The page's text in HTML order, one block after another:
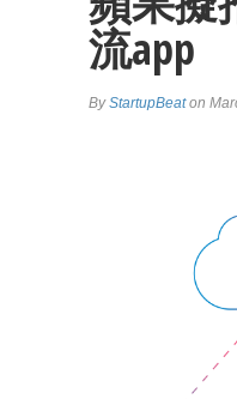
流app
ByStartupBeaton